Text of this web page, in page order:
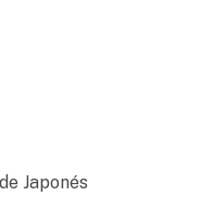
Japonés